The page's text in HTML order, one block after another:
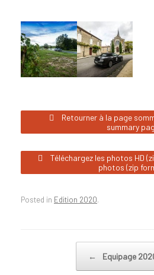
Retourner à la page
summary
Téléchargez les photos HD
photos (zip
Posted in Edition 2020.
← Equipage